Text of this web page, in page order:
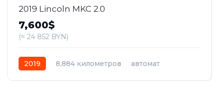
2019 Lincoln MKC 2.0
7,600$
(≈ 24 852 BYN)
2019 8,884 километров
автомат